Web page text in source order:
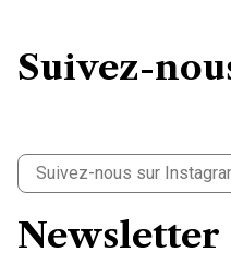
Suivez-
Suivez-nous sur
Newsletter